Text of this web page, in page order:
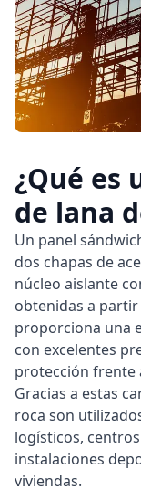
¿Qué es
de lana
Un panel
dos chapas de
núcleo aislante
obtenidas a
proporciona una
con excelentes
protección frente
Gracias a estas
roca son
logísticos,
instalaciones
viviendas.